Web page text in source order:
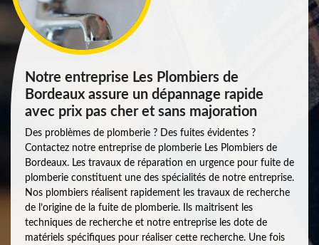
Notre entreprise Les Plombiers de
Bordeaux assure un dépannage rapide
avec prix pas cher et sans majoration
Des problèmes de plomberie ? Des fuites évidentes ?
Contactez notre entreprise de plomberie Les Plombiers de
Bordeaux. Les travaux de réparation en urgence pour fuite de
plomberie constituent une des spécialités de notre entreprise.
Nos plombiers réalisent rapidement les travaux de recherche
de l’origine de la fuite de plomberie. Ils maitrisent les
techniques de recherche et notre entreprise les dote de
matériels spécifiques pour réaliser cette recherche. Une fois